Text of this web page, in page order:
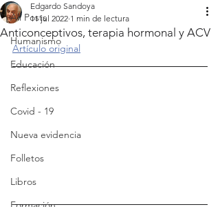
All Posts
Humanismo
Educación
Reflexiones
Covid - 19
Nueva evidencia
Folletos
Libros
Anticonceptivos, terapia hormonal y ACV
Edgardo Sandoya
11 jul 2022 1 min de lectura
Artículo original